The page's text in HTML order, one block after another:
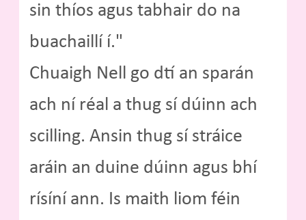
sin thíos agus tabhair do na
buachaillí í."
Chuaigh Nell go dtí an sparán
ach ní réal a thug sí dúinn ach
scilling. Ansin thug sí stráice
aráin an duine dúinn agus bhí
rísíní ann. Is maith liom féin